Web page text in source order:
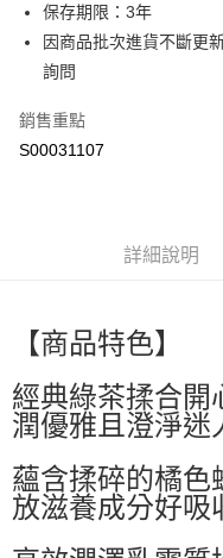
街口支付
全盈+PAY
ATM付款
萊爾富取貨付款
每筆NT$60，滿NT$599(
付款後萊爾富取貨
每筆NT$60，滿NT$599(
7-11付款取貨
每筆NT$60，滿NT$599(含
保存期限：3年
因商品批次進貨不斷更
詢問
銷售重點
S00031107
詳細說明
【商品特色】
經典綠茶揉合開
潤優雅且澄淨迷
蘊含揉碎的橘色
放滋養成分好吸